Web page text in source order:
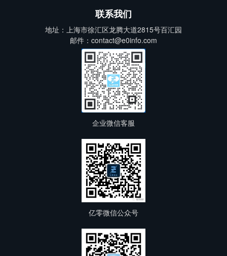
联系我们
地址：上海市徐汇区龙腾大道2815号百汇园
邮件：contact@e0info.com
企业微信客服
亿零微信公众号